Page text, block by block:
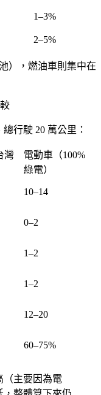
1–3%
2–5%
），燃油車則集中在
行駛 20 萬公里：
灣
電動車（100%
綠電）
10–14
0–2
1–2
1–2
12–20
60–75%
（主要因為電